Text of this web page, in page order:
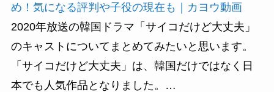
め！気になる評判や子役の現在も｜カヨウ動画
2020年放送の韓国ドラマ「サイコだけど大丈夫」
のキャストについてまとめてみたいと思います。
「サイコだけど大丈夫」は、韓国だけではなく日
本でも人気作品となりました。…